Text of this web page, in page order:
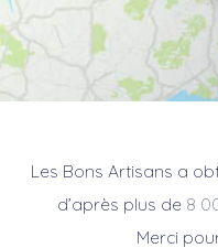
Les Bons Artisans a
d’après plus de 8
Merci